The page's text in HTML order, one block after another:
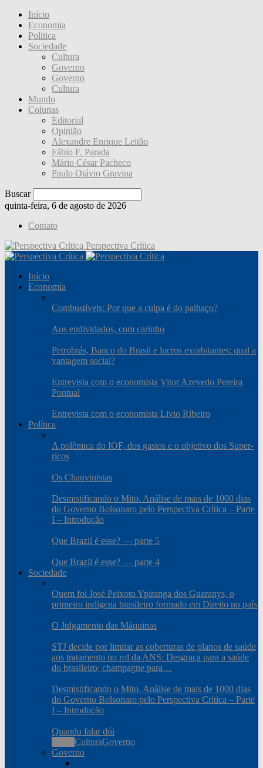
Início
Economia
Política
Sociedade
Cultura
Governo
Governo
Cultura
Mundo
Colunas
Editorial
Opinião
Alexandre Enrique Leitão
Fábio F. Parada
Mário César Pacheco
Paulo Otávio Gravina
Buscar
quinta-feira, 6 de agosto de 2026
Contato
Perspectiva Crítica
Início
Economia
Combustíveis: Por que a culpa é do palhaço?
Aos endividados, com carinho
Petrobrás, Banco do Brasil e lucros exorbitantes: qual a
vantagem social?
Entrevista com o economista Vitor Azevedo Pereira
Pontual
Entrevista com o economista Livio Ribeiro
Política
A polêmica do IOF, dos gastos e o objetivo dos Super-
ricos
Os Chauvinistas
Desmistificando o Mito. Análise de mais de 1000 dias
do Governo Bolsonaro pelo Perspectiva Crítica – Parte
I – Introdução
Que Brazil é esse? — parte 5
Que Brazil é esse? — parte 4
Sociedade
Quem foi José Peixoto Ypiranga dos Guaranys, o
primeiro indígena brasileiro formado em Direito no país
O Julgamento das Máquinas
STJ decide por limitar as coberturas de planos de saúde
aos tratamento no rol da ANS: Desgraça para a saúde
do brasileiro; champagne para…
Desmistificando o Mito. Análise de mais de 1000 dias
do Governo Bolsonaro pelo Perspectiva Crítica – Parte
I – Introdução
Quando falar dói
CulturaGoverno
Governo